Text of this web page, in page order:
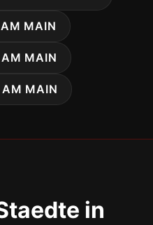
MAIN
MAIN
AM MAIN
in